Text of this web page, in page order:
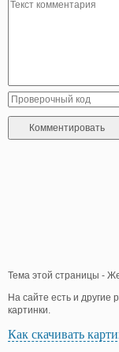
Тема этой страницы -
На сайте есть и другие
картинки.
Как скачивать